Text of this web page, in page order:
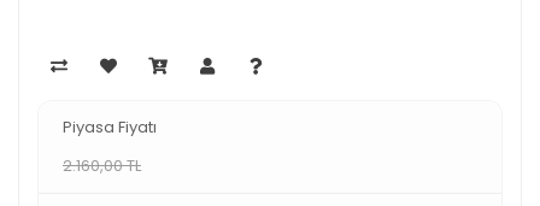
Piyasa Fiyatı
2.160,00 TL